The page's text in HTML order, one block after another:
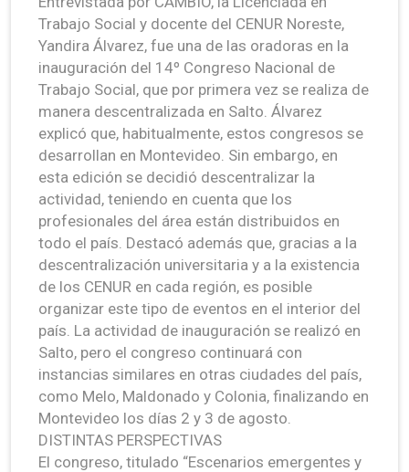
Trabajo Social y docente del CENUR Noreste,
Yandira Álvarez, fue una de las oradoras en la
inauguración del 14º Congreso Nacional de
Trabajo Social, que por primera vez se realiza de
manera descentralizada en Salto. Álvarez
explicó que, habitualmente, estos congresos se
desarrollan en Montevideo. Sin embargo, en
esta edición se decidió descentralizar la
actividad, teniendo en cuenta que los
profesionales del área están distribuidos en
todo el país. Destacó además que, gracias a la
descentralización universitaria y a la existencia
de los CENUR en cada región, es posible
organizar este tipo de eventos en el interior del
país. La actividad de inauguración se realizó en
Salto, pero el congreso continuará con
instancias similares en otras ciudades del país,
como Melo, Maldonado y Colonia, finalizando en
Montevideo los días 2 y 3 de agosto.
DISTINTAS PERSPECTIVAS
El congreso, titulado “Escenarios emergentes y